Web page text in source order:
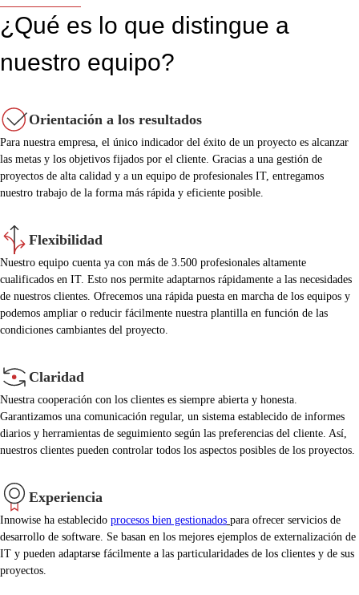
¿Qué es lo que distingue a
nuestro equipo?
Orientación a los resultados
Para nuestra empresa, el único indicador del éxito de un proyecto es alcanzar
las metas y los objetivos fijados por el cliente. Gracias a una gestión de
proyectos de alta calidad y a un equipo de profesionales IT, entregamos
nuestro trabajo de la forma más rápida y eficiente posible.
Flexibilidad
Nuestro equipo cuenta ya con más de 3.500 profesionales altamente
cualificados en IT. Esto nos permite adaptarnos rápidamente a las necesidades
de nuestros clientes. Ofrecemos una rápida puesta en marcha de los equipos y
podemos ampliar o reducir fácilmente nuestra plantilla en función de las
condiciones cambiantes del proyecto.
Claridad
Nuestra cooperación con los clientes es siempre abierta y honesta.
Garantizamos una comunicación regular, un sistema establecido de informes
diarios y herramientas de seguimiento según las preferencias del cliente. Así,
nuestros clientes pueden controlar todos los aspectos posibles de los proyectos.
Experiencia
Innowise ha establecido procesos bien gestionados para ofrecer servicios de
desarrollo de software. Se basan en los mejores ejemplos de externalización de
IT y pueden adaptarse fácilmente a las particularidades de los clientes y de sus
proyectos.